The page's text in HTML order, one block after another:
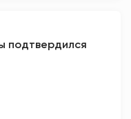
подтвердился